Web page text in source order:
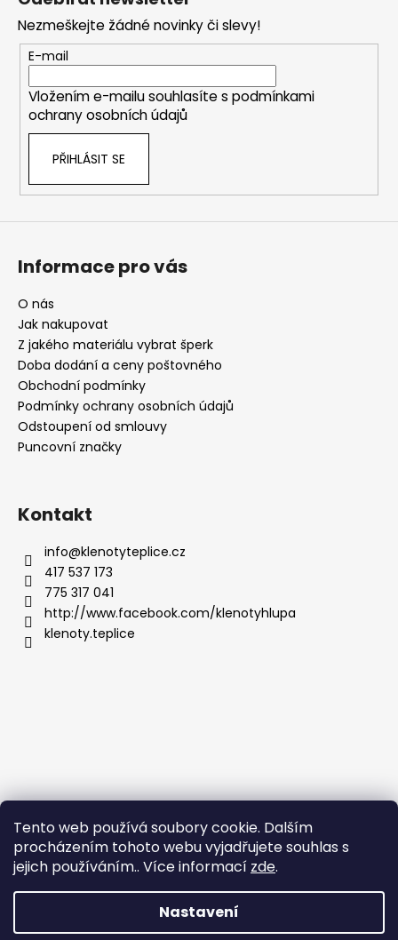
Tento web používá soubory cookie. Dalším
procházením tohoto webu vyjadřujete souhlas s
jejich používáním.. Více informací zde.
Nastavení
Nezmeškejte žádné novinky či slevy!
E-mail
Vložením e-mailu souhlasíte s podmínkami
ochrany osobních údajů
PŘIHLÁSIT SE
Informace pro vás
O nás
Jak nakupovat
Z jakého materiálu vybrat šperk
Doba dodání a ceny poštovného
Obchodní podmínky
Podmínky ochrany osobních údajů
Odstoupení od smlouvy
Puncovní značky
Kontakt
info@klenotyteplice.cz
417 537 173
775 317 041
http://www.facebook.com/klenotyhlupa
klenoty.teplice